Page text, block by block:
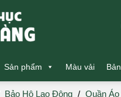
Sản phẩm Màu vải
Bảo Hộ Lao Động / Quần